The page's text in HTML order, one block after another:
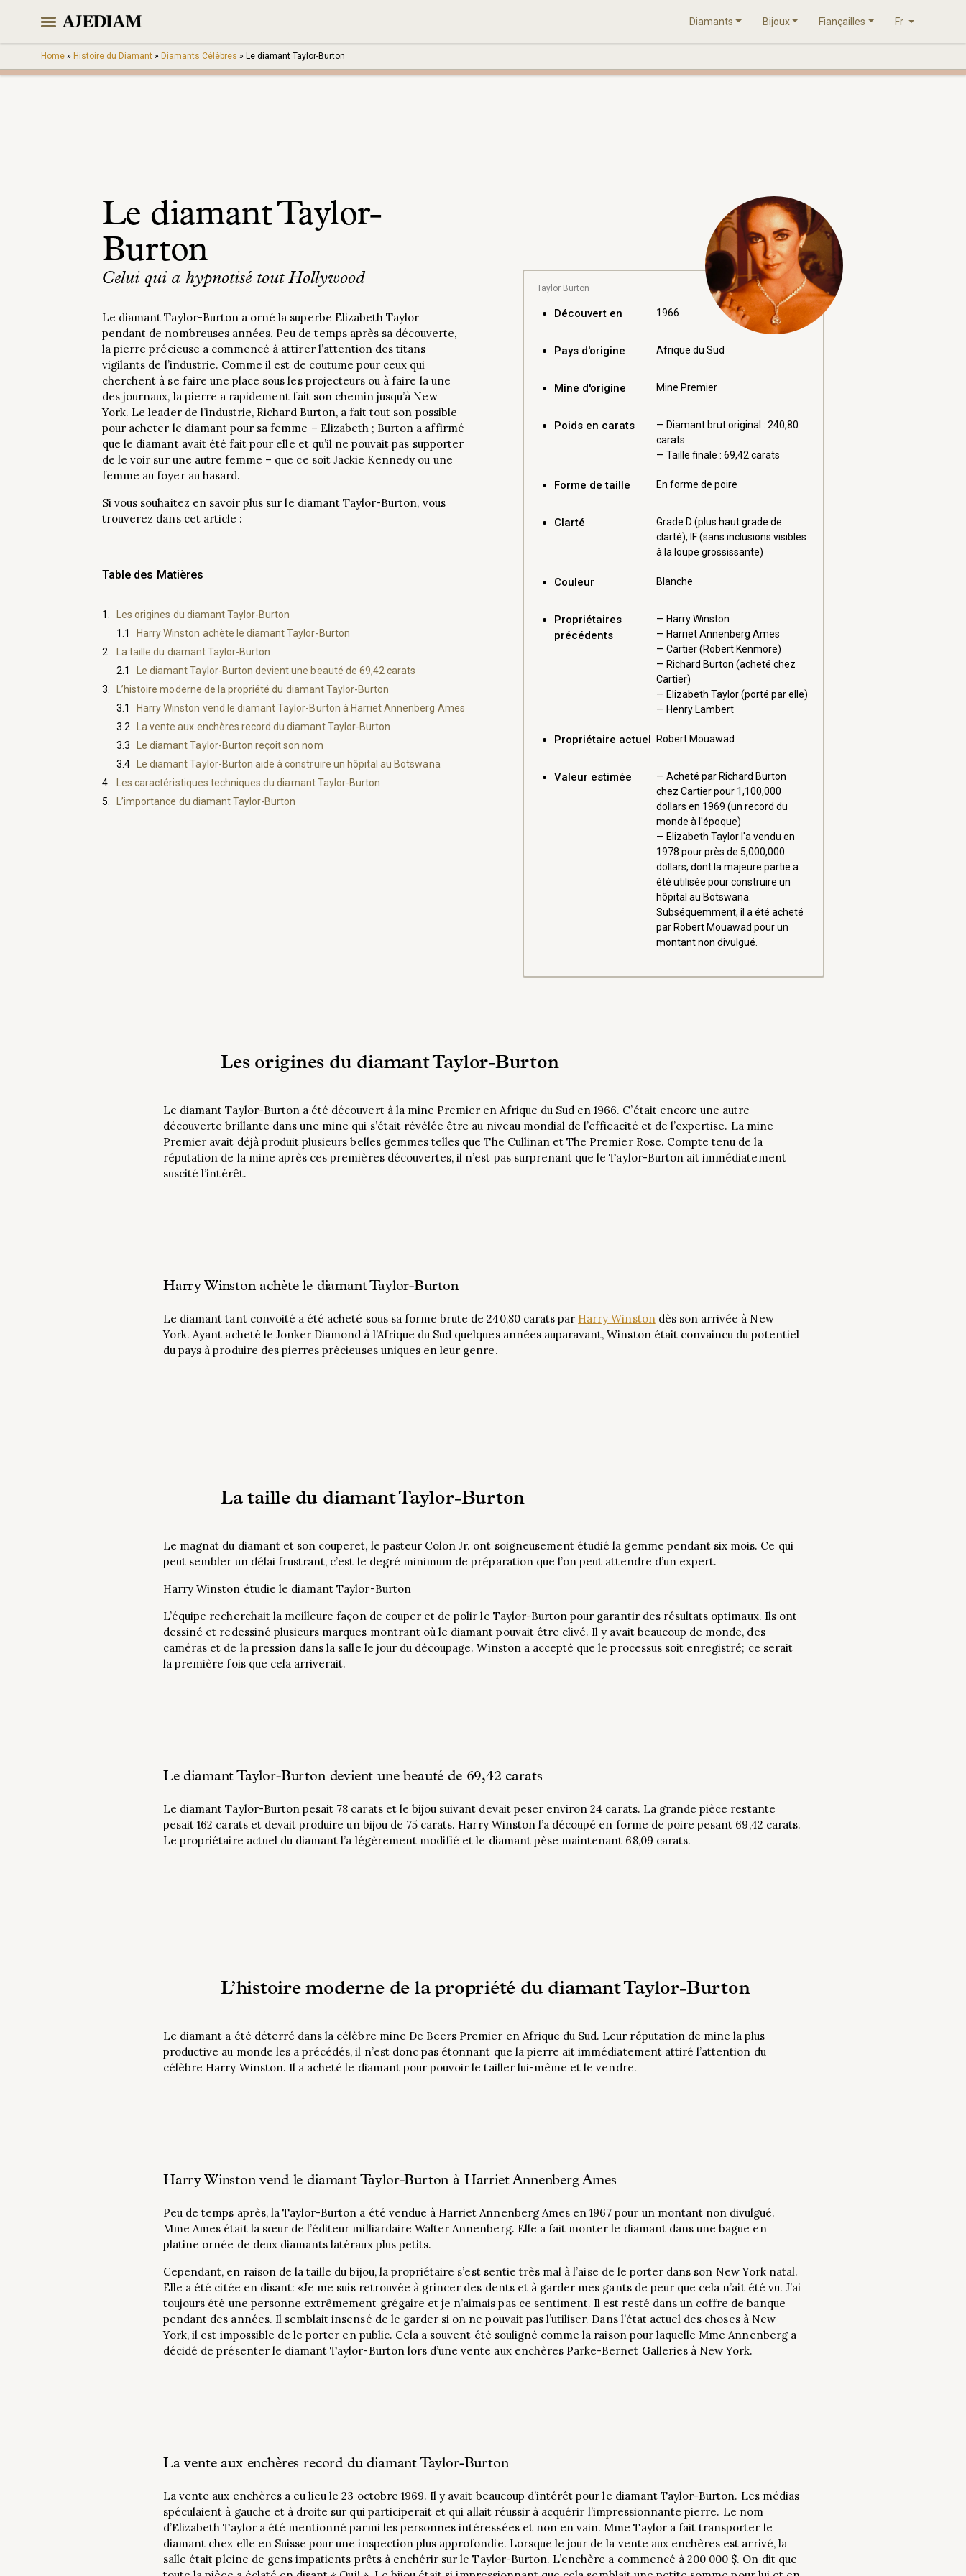
content
Diamants Bijoux Fiançailles Fr
Home » Histoire du Diamant » Diamants Célèbres » Le diamant Taylor-Burton
Le diamant Taylor-
Burton
Celui qui a hypnotisé tout Hollywood
Le diamant Taylor-Burton a orné la superbe Elizabeth Taylor
pendant de nombreuses années. Peu de temps après sa découverte,
la pierre précieuse a commencé à attirer l’attention des titans
vigilants de l’industrie. Comme il est de coutume pour ceux qui
cherchent à se faire une place sous les projecteurs ou à faire la une
des journaux, la pierre a rapidement fait son chemin jusqu’à New
York. Le leader de l’industrie, Richard Burton, a fait tout son possible
pour acheter le diamant pour sa femme – Elizabeth ; Burton a affirmé
que le diamant avait été fait pour elle et qu’il ne pouvait pas supporter
de le voir sur une autre femme – que ce soit Jackie Kennedy ou une
femme au foyer au hasard.
Si vous souhaitez en savoir plus sur le diamant Taylor-Burton, vous
trouverez dans cet article :
Table des Matières
Les origines du diamant Taylor-Burton
Harry Winston achète le diamant Taylor-Burton
La taille du diamant Taylor-Burton
Le diamant Taylor-Burton devient une beauté de 69,42 carats
L’histoire moderne de la propriété du diamant Taylor-Burton
Harry Winston vend le diamant Taylor-Burton à Harriet Annenberg Ames
La vente aux enchères record du diamant Taylor-Burton
Le diamant Taylor-Burton reçoit son nom
Le diamant Taylor-Burton aide à construire un hôpital au Botswana
Les caractéristiques techniques du diamant Taylor-Burton
L’importance du diamant Taylor-Burton
Taylor Burton
Découvert en 1966
Pays d'origine Afrique du Sud
Mine d'origine Mine Premier
Poids en carats
Diamant brut original : 240,80
carats
Taille finale : 69,42 carats
Forme de taille En forme de poire
Clarté
Grade D (plus haut grade de
clarté), IF (sans inclusions visibles
à la loupe grossissante)
Couleur Blanche
Propriétaires
précédents
Harry Winston
Harriet Annenberg Ames
Cartier (Robert Kenmore)
Richard Burton (acheté chez
Cartier)
Elizabeth Taylor (porté par elle)
Henry Lambert
Propriétaire actuel Robert Mouawad
Valeur estimée
Acheté par Richard Burton
chez Cartier pour 1,100,000
dollars en 1969 (un record du
monde à l'époque)
Elizabeth Taylor l'a vendu en
1978 pour près de 5,000,000
dollars, dont la majeure partie a
été utilisée pour construire un
hôpital au Botswana.
Subséquemment, il a été acheté
par Robert Mouawad pour un
montant non divulgué.
Les origines du diamant Taylor-Burton
Le diamant Taylor-Burton a été découvert à la mine Premier en Afrique du Sud en 1966. C’était encore une autre
découverte brillante dans une mine qui s’était révélée être au niveau mondial de l’efficacité et de l’expertise. La mine
Premier avait déjà produit plusieurs belles gemmes telles que The Cullinan et The Premier Rose. Compte tenu de la
réputation de la mine après ces premières découvertes, il n’est pas surprenant que le Taylor-Burton ait immédiatement
suscité l’intérêt.
Harry Winston achète le diamant Taylor-Burton
Le diamant tant convoité a été acheté sous sa forme brute de 240,80 carats par Harry Winstondès son arrivée à New
York. Ayant acheté le Jonker Diamond à l’Afrique du Sud quelques années auparavant, Winston était convaincu du potentiel
du pays à produire des pierres précieuses uniques en leur genre.
La taille du diamant Taylor-Burton
Le magnat du diamant et son couperet, le pasteur Colon Jr. ont soigneusement étudié la gemme pendant six mois. Ce qui
peut sembler un délai frustrant, c’est le degré minimum de préparation que l’on peut attendre d’un expert.
Harry Winston étudie le diamant Taylor-Burton
L’équipe recherchait la meilleure façon de couper et de polir le Taylor-Burton pour garantir des résultats optimaux. Ils ont
dessiné et redessiné plusieurs marques montrant où le diamant pouvait être clivé. Il y avait beaucoup de monde, des
caméras et de la pression dans la salle le jour du découpage. Winston a accepté que le processus soit enregistré; ce serait
la première fois que cela arriverait.
Le diamant Taylor-Burton devient une beauté de 69,42 carats
Le diamant Taylor-Burton pesait 78 carats et le bijou suivant devait peser environ 24 carats. La grande pièce restante
pesait 162 carats et devait produire un bijou de 75 carats. Harry Winston l’a découpé en forme de poire pesant 69,42 carats.
Le propriétaire actuel du diamant l’a légèrement modifié et le diamant pèse maintenant 68,09 carats.
L’histoire moderne de la propriété du diamant Taylor-Burton
Le diamant a été déterré dans la célèbre mine De Beers Premier en Afrique du Sud. Leur réputation de mine la plus
productive au monde les a précédés, il n’est donc pas étonnant que la pierre ait immédiatement attiré l’attention du
célèbre Harry Winston. Il a acheté le diamant pour pouvoir le tailler lui-même et le vendre.
Harry Winston vend le diamant Taylor-Burton à Harriet Annenberg Ames
Peu de temps après, la Taylor-Burton a été vendue à Harriet Annenberg Ames en 1967 pour un montant non divulgué.
Mme Ames était la sœur de l’éditeur milliardaire Walter Annenberg. Elle a fait monter le diamant dans une bague en
platine ornée de deux diamants latéraux plus petits.
Cependant, en raison de la taille du bijou, la propriétaire s’est sentie très mal à l’aise de le porter dans son New York natal.
Elle a été citée en disant: «Je me suis retrouvée à grincer des dents et à garder mes gants de peur que cela n’ait été vu. J’ai
toujours été une personne extrêmement grégaire et je n’aimais pas ce sentiment. Il est resté dans un coffre de banque
pendant des années. Il semblait insensé de le garder si on ne pouvait pas l’utiliser. Dans l’état actuel des choses à New
York, il est impossible de le porter en public. Cela a souvent été souligné comme la raison pour laquelle Mme Annenberg a
décidé de présenter le diamant Taylor-Burton lors d’une vente aux enchères Parke-Bernet Galleries à New York.
La vente aux enchères record du diamant Taylor-Burton
La vente aux enchères a eu lieu le 23 octobre 1969. Il y avait beaucoup d’intérêt pour le diamant Taylor-Burton. Les médias
spéculaient à gauche et à droite sur qui participerait et qui allait réussir à acquérir l’impressionnante pierre. Le nom
d’Elizabeth Taylor a été mentionné parmi les personnes intéressées et non en vain. Mme Taylor a fait transporter le
diamant chez elle en Suisse pour une inspection plus approfondie. Lorsque le jour de la vente aux enchères est arrivé, la
salle était pleine de gens impatients prêts à enchérir sur le Taylor-Burton. L’enchère a commencé à 200 000 $. On dit que